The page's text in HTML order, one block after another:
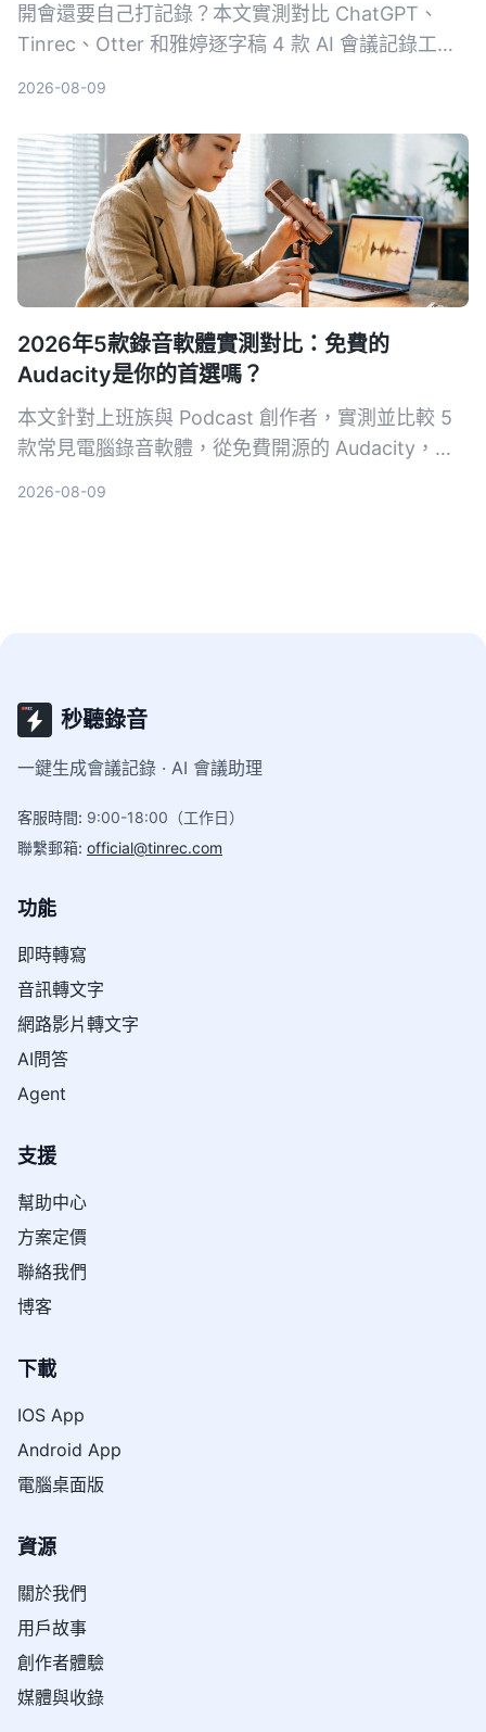
開會還要自己打記錄？本文實測對比 ChatGPT、
Tinrec、Otter 和雅婷逐字稿 4 款 AI 會議記錄工
2026-08-09
2026年5款錄音軟體實測對比：免費的
Audacity是你的首選嗎？
本文針對上班族與 Podcast 創作者，實測並比較 5
款常見電腦錄音軟體，從免費開源的 Audacity，到
2026-08-09
秒聽錄音
一鍵生成會議記錄 · AI 會議助理
客服時間: 9:00-18:00（工作日）
聯繫郵箱: official@tinrec.com
功能
即時轉寫
音訊轉文字
網路影片轉文字
AI問答
Agent
支援
幫助中心
方案定價
聯絡我們
博客
下載
IOS App
Android App
電腦桌面版
資源
關於我們
用戶故事
創作者體驗
媒體與收錄